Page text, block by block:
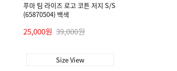
푸마 팀 라이즈 로고 코튼 저지 S/S
(65870504) 백색
25,000원 39,000원
Size View